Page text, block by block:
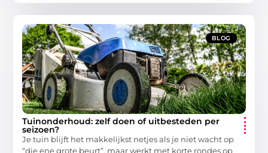
BLOG
Tuinonderhoud: zelf doen of uitbesteden per
seizoen?
Je tuin blijft het makkelijkst netjes als je niet wacht op
“die ene grote beurt”, maar werkt met korte rondes op